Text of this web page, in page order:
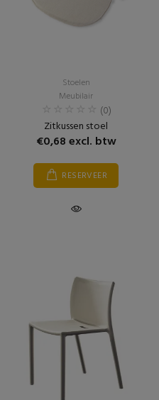
Stoelen
Meubilair
(0)
Zitkussen stoel
€0,68 excl. btw
RESERVEER